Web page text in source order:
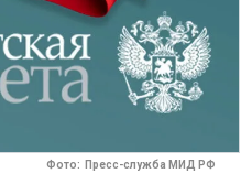
Фото: Пресс-служба МИД РФ